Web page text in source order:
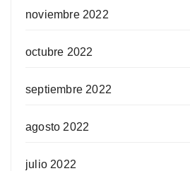
noviembre 2022
octubre 2022
septiembre 2022
agosto 2022
julio 2022